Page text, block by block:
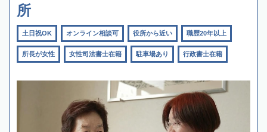
所
土日祝OK オンライン相談可 役所から近い 職歴20年以上
所長が女性 女性司法書士在籍 駐車場あり 行政書士在籍